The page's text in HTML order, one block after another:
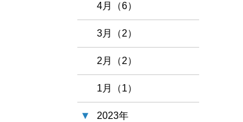
4月（6）
3月（2）
2月（2）
1月（1）
2023年